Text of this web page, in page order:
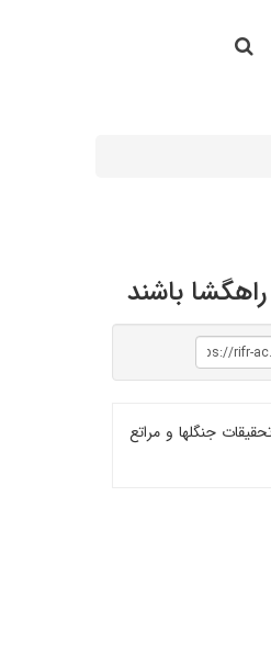
جستجو
باشند
جنگلها و مراتع